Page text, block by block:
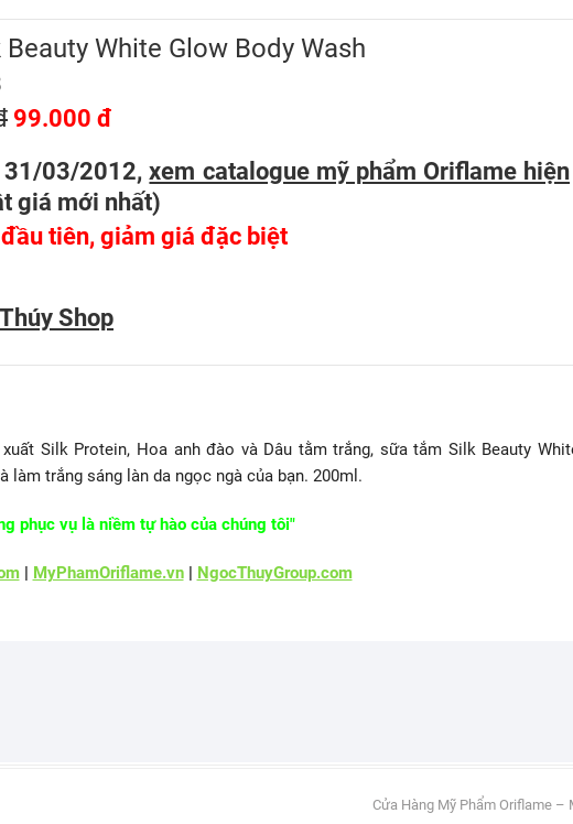
White Glow Body Wash
99.000 đ
31/03/2012,xem catalogue mỹ phẩm Oriflame hiện
giá mới nhất)
tiên, giảm giá đặc biệt
Shop
Silk Protein, Hoa anh đào và Dâu tằm trắng, sữa tắm Silk Beauty
làm trắng sáng làn da ngọc ngà của bạn. 200ml.
phục vụ là niềm tự hào của chúng tôi"
| MyPhamOriflame.vn| NgocThuyGroup.com
Cửa Hàng Mỹ Phẩm Oriflame –